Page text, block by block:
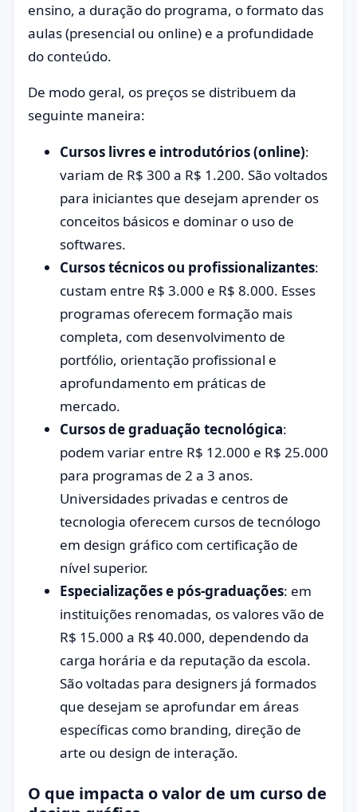
ensino, a duração do programa, o formato das
aulas (presencial ou online) e a profundidade
do conteúdo.
De modo geral, os preços se distribuem da
seguinte maneira:
Cursos livres e introdutórios (online):
variam de R$ 300 a R$ 1.200. São voltados
para iniciantes que desejam aprender os
conceitos básicos e dominar o uso de
softwares.
Cursos técnicos ou profissionalizantes:
custam entre R$ 3.000 e R$ 8.000. Esses
programas oferecem formação mais
completa, com desenvolvimento de
portfólio, orientação profissional e
aprofundamento em práticas de
mercado.
Cursos de graduação tecnológica:
podem variar entre R$ 12.000 e R$ 25.000
para programas de 2 a 3 anos.
Universidades privadas e centros de
tecnologia oferecem cursos de tecnólogo
em design gráfico com certificação de
nível superior.
Especializações e pós-graduações: em
instituições renomadas, os valores vão de
R$ 15.000 a R$ 40.000, dependendo da
carga horária e da reputação da escola.
São voltadas para designers já formados
que desejam se aprofundar em áreas
específicas como branding, direção de
arte ou design de interação.
O que impacta o valor de um curso de